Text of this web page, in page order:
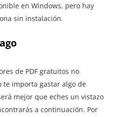
en Windows, pero hay
sin instalación.
de PDF gratuitos no
te importa gastar algo de
mejor que eches un vistazo
a continuación. Por